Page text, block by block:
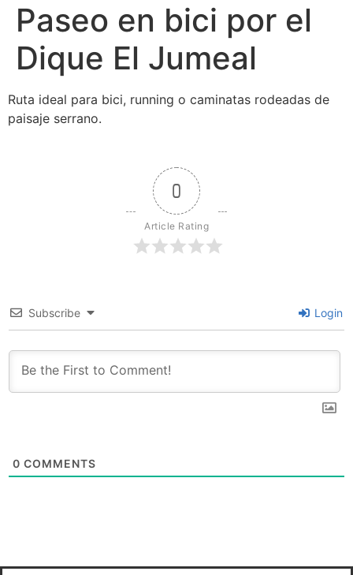
Paseo en bici por el
Dique El Jumeal
Ruta ideal para bici, running o caminatas rodeadas de
paisaje serrano.
0
Article Rating
Subscribe Login
0 COMMENTS